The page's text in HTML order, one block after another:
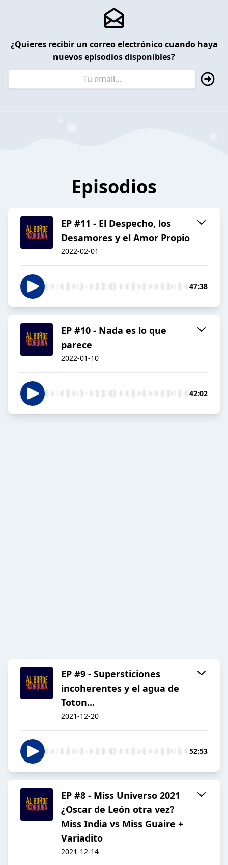
¿Quieres recibir un correo electrónico cuando haya
nuevos episodios disponibles?
Episodios
EP #11 - El Despecho, los
Desamores y el Amor Propio
2022-02-01
47:38
EP #10 - Nada es lo que
parece
2022-01-10
42:02
EP #9 - Supersticiones
incoherentes y el agua de
Toton...
2021-12-20
52:53
EP #8 - Miss Universo 2021
¿Oscar de León otra vez?
Miss India vs Miss Guaire +
Variadito
2021-12-14